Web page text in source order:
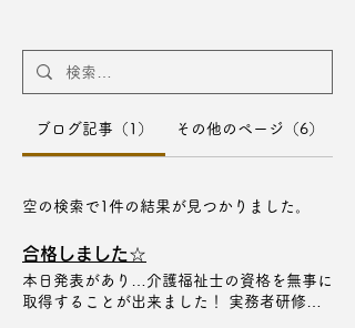
ブログ記事（1） その他のページ（6）
空の検索で1件の結果が見つかりました。
合格しました☆
本日発表があり…介護福祉士の資格を無事に
取得することが出来ました！ 実務者研修や